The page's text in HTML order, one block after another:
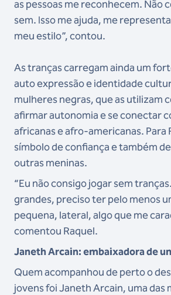
as pessoas me reconhecem. Não
sem. Isso me ajuda, me
meu estilo”, contou.
As tranças carregam ainda um
auto expressão e identidade
mulheres negras, que as utilizam
afirmar autonomia e se conectar
africanas e afro-americanas. Para
símbolo de confiança e também
outras meninas.
“Eu não consigo jogar sem
grandes, preciso ter pelo menos
pequena, lateral, algo que me
comentou Raquel.
Janeth Arcain: embaixadora de
Quem acompanhou de perto o
jovens foi Janeth Arcain, uma das